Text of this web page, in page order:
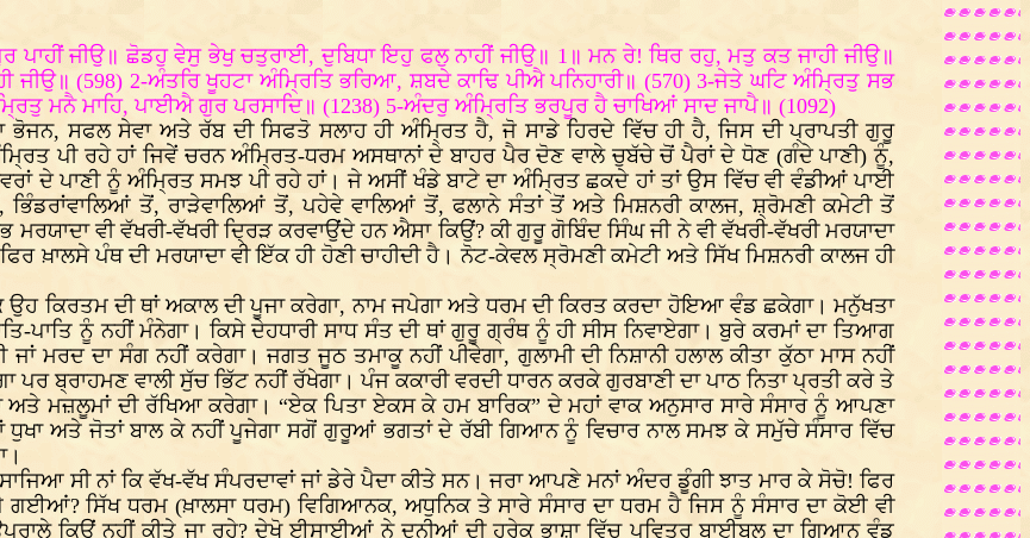
ਜੀਉ॥ ਛੋਡਹੁ ਵੇਸੁ ਭੇਖੁ ਚਤੁਰਾਈ, ਦੁਬਿਧਾ ਇਹੁ ਫਲੁ ਨਾਹੀਂ ਜੀਉ॥ 1॥ ਮਨ ਰੇ! ਥਿਰ ਰਹੁ, ਮਤੁ ਕਤ ਜਾਹੀ ਜੀਉ॥
ਜੀਉ॥ (598) 2-ਅੰਤਰਿ ਖੂਹਟਾ ਅੰਮ੍ਰਿਤਿ ਭਰਿਆ, ਸ਼ਬਦੇ ਕਾਢਿ ਪੀਐ ਪਨਿਹਾਰੀ॥ (570) 3-ਜੇਤੇ ਘਟਿ ਅੰਮ੍ਰਿਤੁ ਸਭ
ਮਨੈ ਮਾਹਿ, ਪਾਈਐ ਗੁਰ ਪਰਸਾਦਿ॥ (1238) 5-ਅੰਦਰੁ ਅੰਮ੍ਰਿਤਿ ਭਰਪੂਰ ਹੈ ਚਾਖਿਆਂ ਸਾਦ ਜਾਪੈ॥ (1092)
ਸਫਲ ਸੇਵਾ ਅਤੇ ਰੱਬ ਦੀ ਸਿਫਤੋ ਸਲਾਹ ਹੀ ਅੰਮ੍ਰਿਤ ਹੈ, ਜੋ ਸਾਡੇ ਹਿਰਦੇ ਵਿੱਚ ਹੀ ਹੈ, ਜਿਸ ਦੀ ਪ੍ਰਾਪਤੀ ਗੁਰੂ
ਪੀ ਰਹੇ ਹਾਂ ਜਿਵੇਂ ਚਰਨ ਅੰਮ੍ਰਿਤ-ਧਰਮ ਅਸਥਾਨਾਂ ਦੇ ਬਾਹਰ ਪੈਰ ਦੋਣ ਵਾਲੇ ਚੁਬੱਚੇ ਚੋਂ ਪੈਰਾਂ ਦੇ ਧੋਣ (ਗੰਦੇ ਪਾਣੀ) ਨੂੰ,
ਦੇ ਪਾਣੀ ਨੂੰ ਅੰਮ੍ਰਿਤ ਸਮਝ ਪੀ ਰਹੇ ਹਾਂ। ਜੇ ਅਸੀਂ ਖੰਡੇ ਬਾਟੇ ਦਾ ਅੰਮ੍ਰਿਤ ਛਕਦੇ ਹਾਂ ਤਾਂ ਉਸ ਵਿੱਚ ਵੀ ਵੰਡੀਆਂ ਪਾਈ
ਭਿੰਡਰਾਂਵਾਲਿਆਂ ਤੋਂ, ਰਾੜੇਵਾਲਿਆਂ ਤੋਂ, ਪਹੇਵੇ ਵਾਲਿਆਂ ਤੋਂ, ਫਲਾਨੇ ਸੰਤਾਂ ਤੋਂ ਅਤੇ ਮਿਸ਼ਨਰੀ ਕਾਲਜ, ਸ਼੍ਰੋਮਣੀ ਕਮੇਟੀ ਤੋਂ
ਵੀ ਵੱਖਰੀ-ਵੱਖਰੀ ਦ੍ਰਿੜ ਕਰਵਾਉਂਦੇ ਹਨ ਐਸਾ ਕਿਉਂ? ਕੀ ਗੁਰੂ ਗੋਬਿੰਦ ਸਿੰਘ ਜੀ ਨੇ ਵੀ ਵੱਖਰੀ-ਵੱਖਰੀ ਮਰਯਾਦਾ
ਖ਼ਾਲਸੇ ਪੰਥ ਦੀ ਮਰਯਾਦਾ ਵੀ ਇੱਕ ਹੀ ਹੋਣੀ ਚਾਹੀਦੀ ਹੈ। ਨੋਟ-ਕੇਵਲ ਸ੍ਰੋਮਣੀ ਕਮੇਟੀ ਅਤੇ ਸਿੱਖ ਮਿਸ਼ਨਰੀ ਕਾਲਜ ਹੀ
ਕਿਰਤਮ ਦੀ ਥਾਂ ਅਕਾਲ ਦੀ ਪੂਜਾ ਕਰੇਗਾ, ਨਾਮ ਜਪੇਗਾ ਅਤੇ ਧਰਮ ਦੀ ਕਿਰਤ ਕਰਦਾ ਹੋਇਆ ਵੰਡ ਛਕੇਗਾ। ਮਨੁੱਖਤਾ
ਪਾਤਿ ਨੂੰ ਨਹੀਂ ਮੰਨੇਗਾ। ਕਿਸੇ ਦੇਹਧਾਰੀ ਸਾਧ ਸੰਤ ਦੀ ਥਾਂ ਗੁਰੂ ਗ੍ਰੰਥ ਨੂੰ ਹੀ ਸੀਸ ਨਿਵਾਏਗਾ। ਬੁਰੇ ਕਰਮਾਂ ਦਾ ਤਿਆਗ
ਮਰਦ ਦਾ ਸੰਗ ਨਹੀਂ ਕਰੇਗਾ। ਜਗਤ ਜੂਠ ਤਮਾਕੂ ਨਹੀਂ ਪੀਵੇਗਾ, ਗੁਲਾਮੀ ਦੀ ਨਿਸ਼ਾਨੀ ਹਲਾਲ ਕੀਤਾ ਕੁੱਠਾ ਮਾਸ ਨਹੀਂ
ਬ੍ਰਾਹਮਣ ਵਾਲੀ ਸੁੱਚ ਭਿੱਟ ਨਹੀਂ ਰੱਖੇਗਾ। ਪੰਜ ਕਕਾਰੀ ਵਰਦੀ ਧਾਰਨ ਕਰਕੇ ਗੁਰਬਾਣੀ ਦਾ ਪਾਠ ਨਿਤਾ ਪ੍ਰਤੀ ਕਰੇ ਤੇ
ਮਜ਼ਲੂਮਾਂ ਦੀ ਰੱਖਿਆ ਕਰੇਗਾ। “ਏਕ ਪਿਤਾ ਏਕਸ ਕੇ ਹਮ ਬਾਰਿਕ” ਦੇ ਮਹਾਂ ਵਾਕ ਅਨੁਸਾਰ ਸਾਰੇ ਸੰਸਾਰ ਨੂੰ ਆਪਣਾ
ਧੁਖਾ ਅਤੇ ਜੋਤਾਂ ਬਾਲ ਕੇ ਨਹੀਂ ਪੂਜੇਗਾ ਸਗੋਂ ਗੁਰੂਆਂ ਭਗਤਾਂ ਦੇ ਰੱਬੀ ਗਿਆਨ ਨੂੰ ਵਿਚਾਰ ਨਾਲ ਸਮਝ ਕੇ ਸਮੁੱਚੇ ਸੰਸਾਰ ਵਿੱਚ
ਸੀ ਨਾਂ ਕਿ ਵੱਖ-ਵੱਖ ਸੰਪਰਦਾਵਾਂ ਜਾਂ ਡੇਰੇ ਪੈਦਾ ਕੀਤੇ ਸਨ। ਜਰਾ ਆਪਣੇ ਮਨਾਂ ਅੰਦਰ ਡੂੰਗੀ ਝਾਤ ਮਾਰ ਕੇ ਸੋਚੋ! ਫਿਰ
ਸਿੱਖ ਧਰਮ (ਖ਼ਾਲਸਾ ਧਰਮ) ਵਿਗਿਆਨਕ, ਅਧੁਨਿਕ ਤੇ ਸਾਰੇ ਸੰਸਾਰ ਦਾ ਧਰਮ ਹੈ ਜਿਸ ਨੂੰ ਸੰਸਾਰ ਦਾ ਕੋਈ ਵੀ
ਕਿਉਂ ਨਹੀਂ ਕੀਤੇ ਜਾ ਰਹੇ? ਦੇਖੋ ਈਸਾਈਆਂ ਨੇ ਦੁਨੀਆਂ ਦੀ ਹਰੇਕ ਭਾਸ਼ਾ ਵਿੱਚ ਪਵਿਤਰ ਬਾਈਬਲ ਦਾ ਗਿਆਨ ਵੰਡ